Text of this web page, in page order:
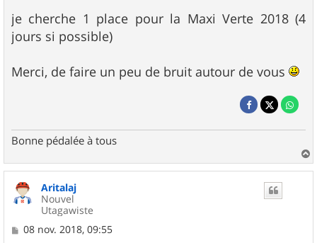
g
e
je cherche 1 place pour la Maxi Verte 2018 (4
jours si possible)
Merci, de faire un peu de bruit autour de vous
Bonne pédalée à tous
a
u
Aritalaj
Nouvel
Utagawiste
M
08 nov. 2018, 09:55